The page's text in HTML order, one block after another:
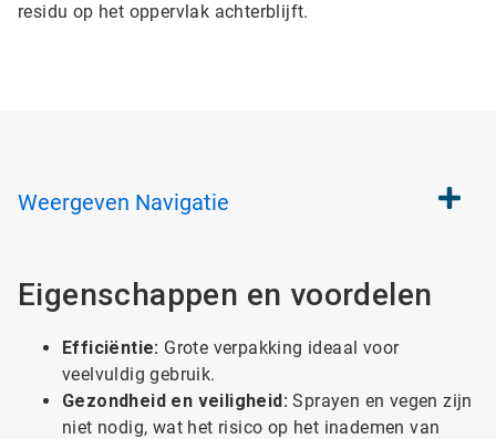
residu op het oppervlak achterblijft.
Weergeven Navigatie
Eigenschappen en voordelen
Efficiëntie: Grote verpakking ideaal voor
veelvuldig gebruik.
Gezondheid en veiligheid:Sprayen en vegen zijn
niet nodig, wat het risico op het inademen van